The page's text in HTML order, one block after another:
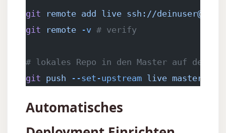
git remote add live ssh://
git remote -v # verify
# lokales Repo in den Master auf dem
git push --set-upstream live master
Automatisches